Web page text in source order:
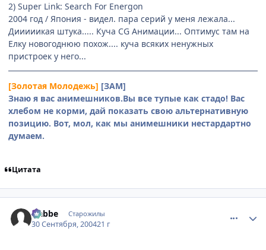
2) Super Link: Search For Energon
2004 год / Япония - видел. пара серий у меня лежала...
Дииииикая штука..... Куча CG Анимации... Оптимус там на
Елку новогоднюю похож.... куча всяких ненужных
пристроек у него...
[Золотая Молодежь] [ЗАМ]
Знаю я вас анимешников.Вы все тупые как стадо! Вас
хлебом не корми, дай показать свою альтернативную
позицию. Вот, мол, как мы анимешники нестардартно
думаем.
Цитата
Nabbe Старожилы
30 Сентября, 200421 г